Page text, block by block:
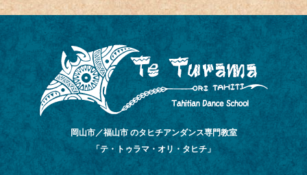
岡山市／福山市 のタヒチアンダンス専門教室
「テ・トゥラマ・オリ・タヒチ」